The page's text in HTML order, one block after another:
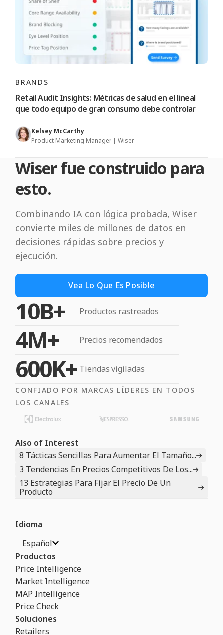
BRANDS
Retail Audit Insights: Métricas de salud en el lineal
que todo equipo de gran consumo debe controlar
Kelsey McCarthy
Product Marketing Manager | Wiser
Wiser fue construido para
esto.
Combinando IA con lógica probada, Wiser
convierte miles de millones de datos en
decisiones rápidas sobre precios y
ejecución.
Vea Lo Que Es Posible
10B+ Productos rastreados
4M+ Precios recomendados
600K+ Tiendas vigiladas
CONFIADO POR MARCAS LÍDERES EN TODOS
LOS CANALES
Also of Interest
8 Tácticas Sencillas Para Aumentar El Tamaño...
3 Tendencias En Precios Competitivos De Los...
13 Estrategias Para Fijar El Precio De Un
Producto
Idioma
Español
Productos
Price Intelligence
Market Intelligence
MAP Intelligence
Price Check
Soluciones
Retailers